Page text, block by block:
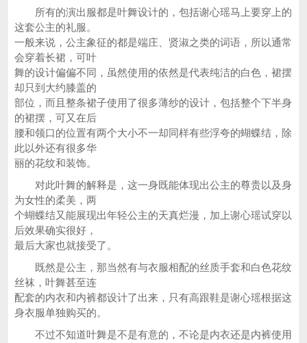
所有的演出服都是叶舞设计的，包括谢心瑶马上要穿上的
这套公主的礼服。
一般来说，公主象征的都是端庄、贤淑之类的词语，所以通常
会穿着长裙，可叶
舞的设计偏偏不同，虽然使用的依然是代表纯洁的白色，裙摆
却只到大约膝盖的
部位，而且整条裙子使用了很多薄纱的设计，包括整个下半身
的裙摆，可又在后
腰和领口的位置有两个大小不一却同样有些浮夸的蝴蝶结，除
此以外还有很多华
丽的花纹和装饰。
对此叶舞的解释是，这一身既能体现出公主的尊贵以及身
为女性的柔美，两
个蝴蝶结又能展现出年轻公主的天真烂漫，加上谢心瑶试穿以
后效果确实很好，
最后大家也就接受了。
既然是公主，那当然有与衣服相配的丝质手套和白色花纹
丝袜，叶舞甚至连
配套的内衣和内裤都设计了出来，只有高跟鞋是谢心瑶根据这
身衣服单独购买的。
不过不知道叶舞是不是有意的，不论是内衣还是内裤使用